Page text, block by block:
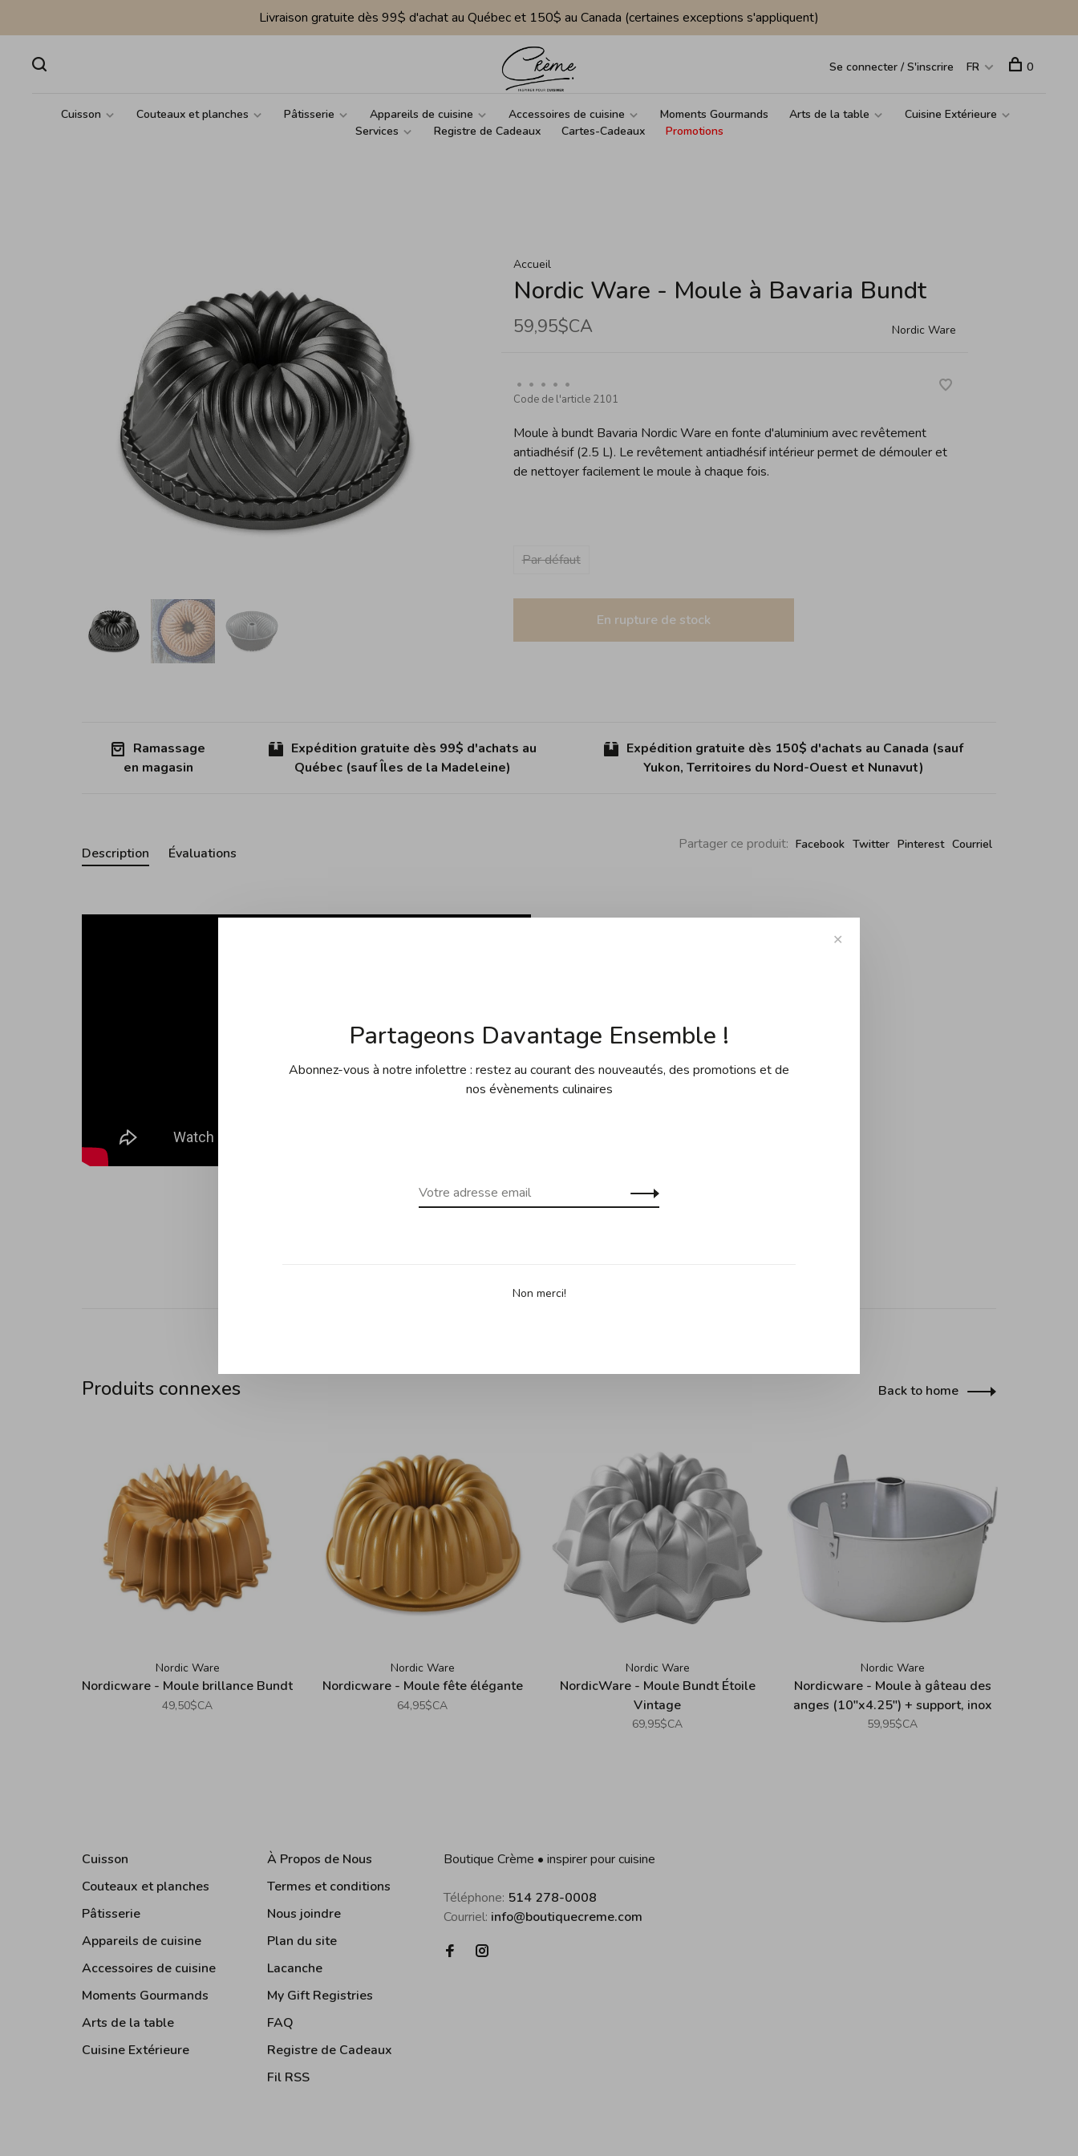
Livraison gratuite dès 99$ d'achat au Québec et 150$ au Canada (certaines exceptions s'appliquent)
Cuisson Couteaux et planches Pâtisserie Appareils de cuisine Accessoires de cuisine Moments Gourmands Arts de la table
Cuisine Extérieure
Services
Registre de Cadeaux Cartes-Cadeaux Promotions
Se connecter / S'inscrire FR 0
Accueil
Nordic Ware - Moule à Bavaria Bundt
59,95$CA Nordic Ware
• • • • •
Code de l'article2101
Moule à bundt Bavaria Nordic Ware en fonte d'aluminium avec revêtement
antiadhésif (2.5 L). Le revêtement antiadhésif intérieur permet de démouler et
de nettoyer facilement le moule à chaque fois.
Par défaut
En rupture de stock
Ramassage
en magasin
Expédition gratuite dès 99$ d'achats au
Québec (sauf Îles de la Madeleine)
Expédition gratuite dès 150$ d'achats au Canada (sauf
Yukon, Territoires du Nord-Ouest et Nunavut)
Partager ce produit: Facebook Twitter Pinterest Courriel
Description Évaluations
Produits connexes Back to home
Nordic Ware
Nordicware - Moule brillance Bundt
49,50$CA
Nordic Ware
Nordicware - Moule fête élégante
64,95$CA
Nordic Ware
NordicWare - Moule Bundt Étoile
Vintage
69,95$CA
Nordic Ware
Nordicware - Moule à gâteau des
anges (10"x4.25") + support, inox
59,95$CA
Cuisson
Couteaux et planches
Pâtisserie
Appareils de cuisine
Accessoires de cuisine
Moments Gourmands
Arts de la table
Cuisine Extérieure
À Propos de Nous
Termes et conditions
Nous joindre
Plan du site
Lacanche
My Gift Registries
FAQ
Registre de Cadeaux
Fil RSS
Boutique Crème • inspirer pour cuisine
Téléphone: 514 278-0008
Courriel: info@boutiquecreme.com
✕
Partageons Davantage Ensemble !
Abonnez-vous à notre infolettre : restez au courant des nouveautés, des promotions et de
nos évènements culinaires
Non merci!